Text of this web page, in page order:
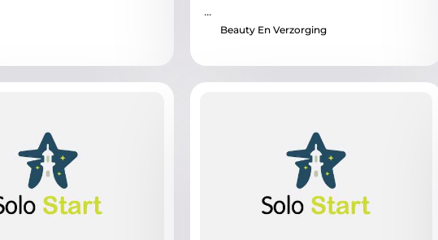
...
Beauty En Verzorging